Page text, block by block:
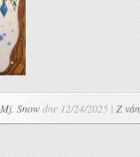
Mj. Snowdne 12/24/2025 | Z